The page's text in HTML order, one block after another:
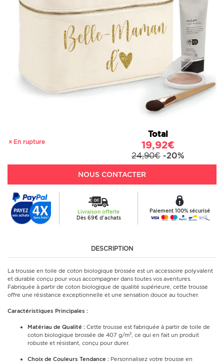
En rupture
Total
19,92€
24,90€ -20%
NOUS CONTACTER
Livraison offerte
Dès 69€ d'achats
Paiement 100% sécurisé
DESCRIPTION
La trousse en toile de coton biologique brossée est un accessoire polyvalent
et durable conçu pour vous accompagner dans toutes vos aventures.
Fabriquée à partir de coton biologique de qualité supérieure, cette trousse
offre une résistance exceptionnelle et une sensation douce au toucher.
Caractéristiques Principales :
Matériau de Qualité : Cette trousse est fabriquée à partir de toile de
coton biologique brossée de 407 g/m², ce qui en fait un produit
robuste et résistant, conçu pour durer.
Choix de Couleurs Tendance : Personnalisez votre trousse en